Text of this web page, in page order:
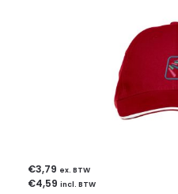
€3,79 ex. BTW
€4,59 incl. BTW